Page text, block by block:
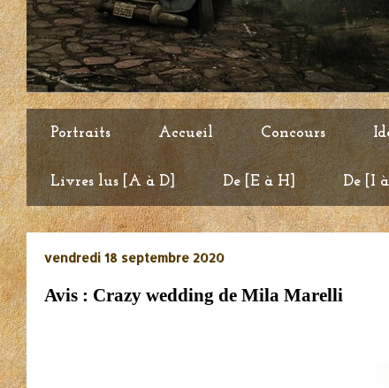
Portraits Accueil Concours
Livres lus [A à D] De [E à H] De [I
vendredi 18 septembre 2020
Avis : Crazy wedding de Mila Marelli